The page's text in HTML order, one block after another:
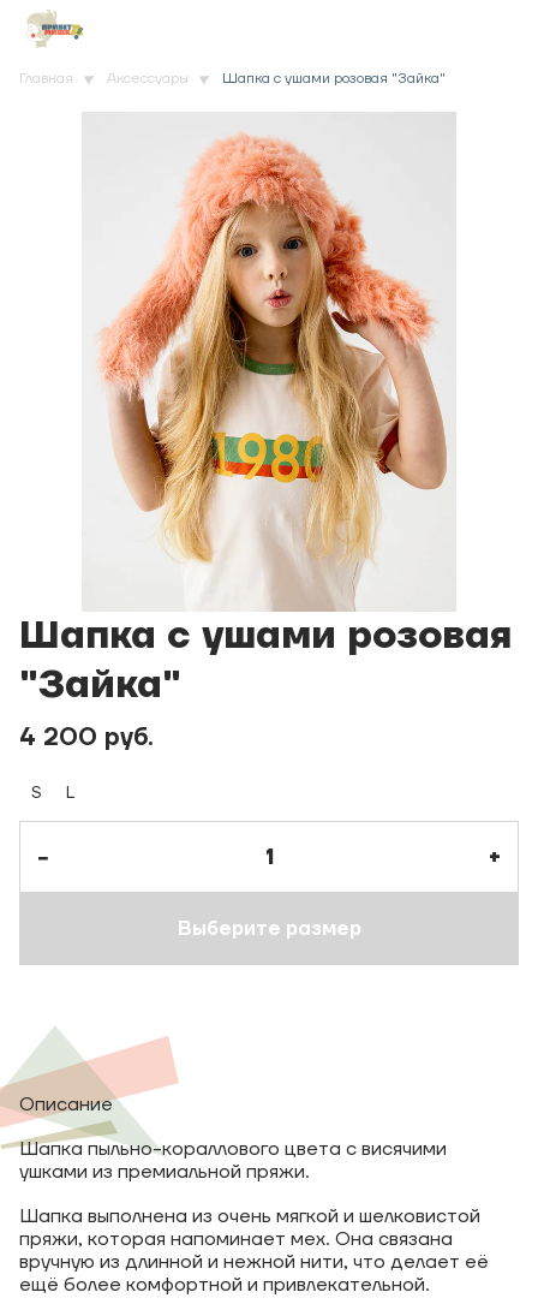
Главная Аксессуары Шапка с ушами розовая "Зайка"
Шапка с ушами розовая
"Зайка"
4 200 руб.
S L
− +
Выберите размер
Описание
Шапка пыльно-кораллового цвета с висячими
ушками из премиальной пряжи.
Шапка выполнена из очень мягкой и шелковистой
пряжи, которая напоминает мех. Она связана
вручную из длинной и нежной нити, что делает её
ещё более комфортной и привлекательной.